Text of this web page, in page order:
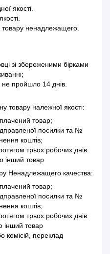
якості.
товару ненадлежащего.
зі збереженими бірками
не пройшло 14 днів.
товару належної якості:
товар;
посилки та №
коштів;
трьох робочих днів
інший товар
Ненадлежащего качества:
товар;
посилки та №
коштів;
трьох робочих днів
інший товар
комісій, переклад